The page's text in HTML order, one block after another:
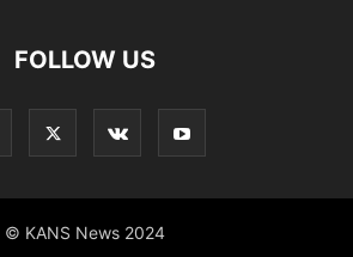
FOLLOW US
© KANS News 2024